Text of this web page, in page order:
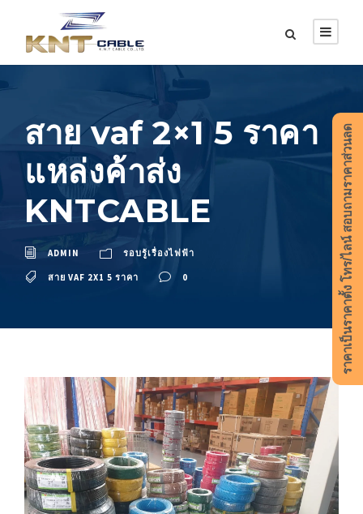
สาย vaf 2×1 5 ราคา
แหล่งค้าส่ง
KNTCABLE
ADMIN รอบรู้เรื่องไฟฟ้า
สาย VAF 2X1 5 ราคา 0 ราคาเป็นราคาตั้ง โทร/ไลน์ สอบถามราคาส่วนลด